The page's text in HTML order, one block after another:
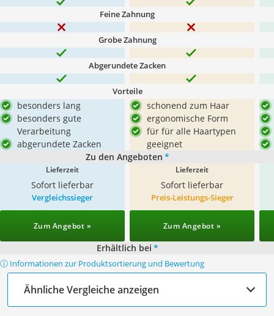
Feine Zahnung
Grobe Zahnung
Abgerundete Zacken
Vorteile
besonders lang
besonders gute
Verarbeitung
abgerundete Zacken
schonend zum Haar
ergonomische Form
für für alle Haartypen
geeignet
Zu den Angeboten *
Lieferzeit
Sofort lieferbar
Lieferzeit
Sofort lieferbar
Vergleichssieger
Zum Angebot »
Preis-Leistungs-Sieger
Zum Angebot »
Erhältlich bei *
ⓘ Informationen zur Produktsortierung und Bewertung
Ähnliche Vergleiche anzeigen